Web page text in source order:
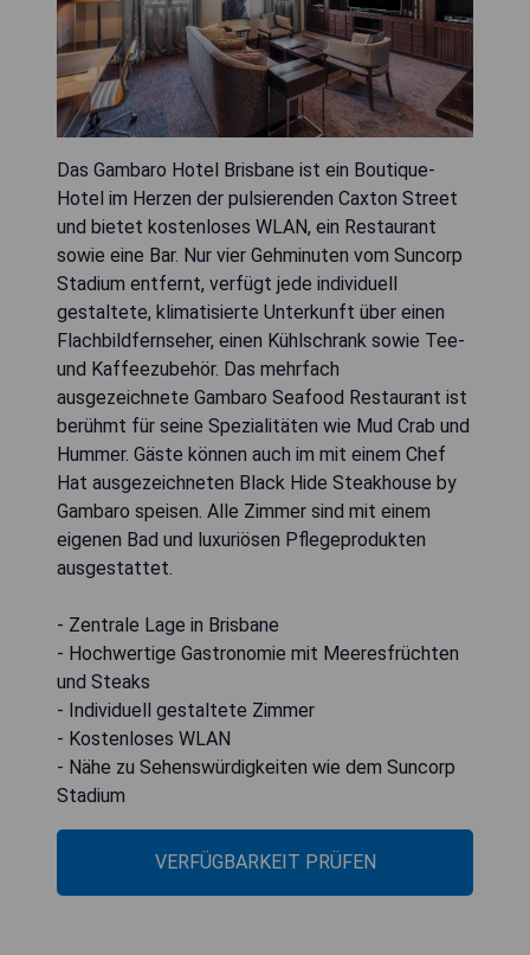
Das Gambaro Hotel Brisbane ist ein Boutique-
Hotel im Herzen der pulsierenden Caxton Street
und bietet kostenloses WLAN, ein Restaurant
sowie eine Bar. Nur vier Gehminuten vom Suncorp
Stadium entfernt, verfügt jede individuell
gestaltete, klimatisierte Unterkunft über einen
Flachbildfernseher, einen Kühlschrank sowie Tee-
und Kaffeezubehör. Das mehrfach
ausgezeichnete Gambaro Seafood Restaurant ist
berühmt für seine Spezialitäten wie Mud Crab und
Hummer. Gäste können auch im mit einem Chef
Hat ausgezeichneten Black Hide Steakhouse by
Gambaro speisen. Alle Zimmer sind mit einem
eigenen Bad und luxuriösen Pflegeprodukten
ausgestattet.
- Zentrale Lage in Brisbane
- Hochwertige Gastronomie mit Meeresfrüchten
und Steaks
- Individuell gestaltete Zimmer
- Kostenloses WLAN
- Nähe zu Sehenswürdigkeiten wie dem Suncorp
Stadium
VERFÜGBARKEIT PRÜFEN